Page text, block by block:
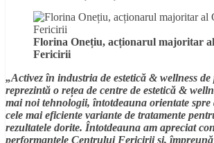
Florina Onețiu, acționarul majoritar
Fericirii
„Activez în industria de estetică & wellness
reprezintă o rețea de centre de estetică &
mai noi tehnologii, întotdeauna orientate
cele mai eficiente variante de tratamente
rezultatele dorite. Întotdeauna am apreciat
performanțele Centrului Fericirii și, împreună